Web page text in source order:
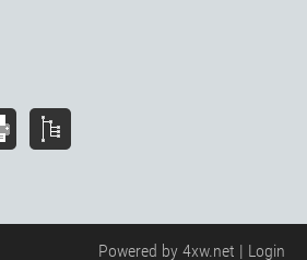
Powered by 4xw.net | Login